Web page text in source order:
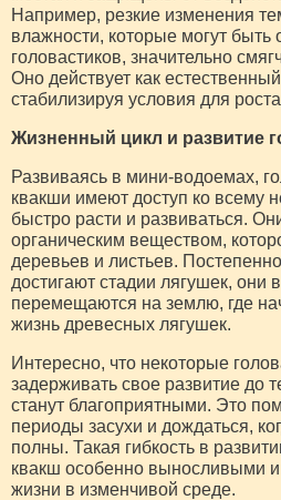
Например, резкие изменения
влажности, которые могут быть
головастиков, значительно
Оно действует как
стабилизируя условия для
Жизненный цикл и развитие
Развиваясь в мини-водоемах,
квакши имеют доступ ко всему
быстро расти и развиваться.
органическим веществом,
деревьев и листьев.
достигают стадии лягушек, они
перемещаются на землю, где
жизнь древесных лягушек.
Интересно, что некоторые
задерживать свое развитие до
станут благоприятными. Это
периоды засухи и дождаться,
полны. Такая гибкость в
квакш особенно выносливыми
жизни в изменчивой среде.